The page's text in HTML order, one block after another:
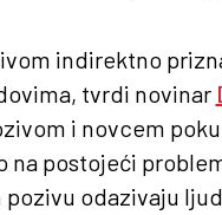
indirektno
tvrdi novinar
i novcem
na postojeći
odazivaju